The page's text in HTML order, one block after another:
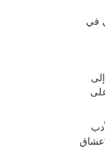
في
الأدب